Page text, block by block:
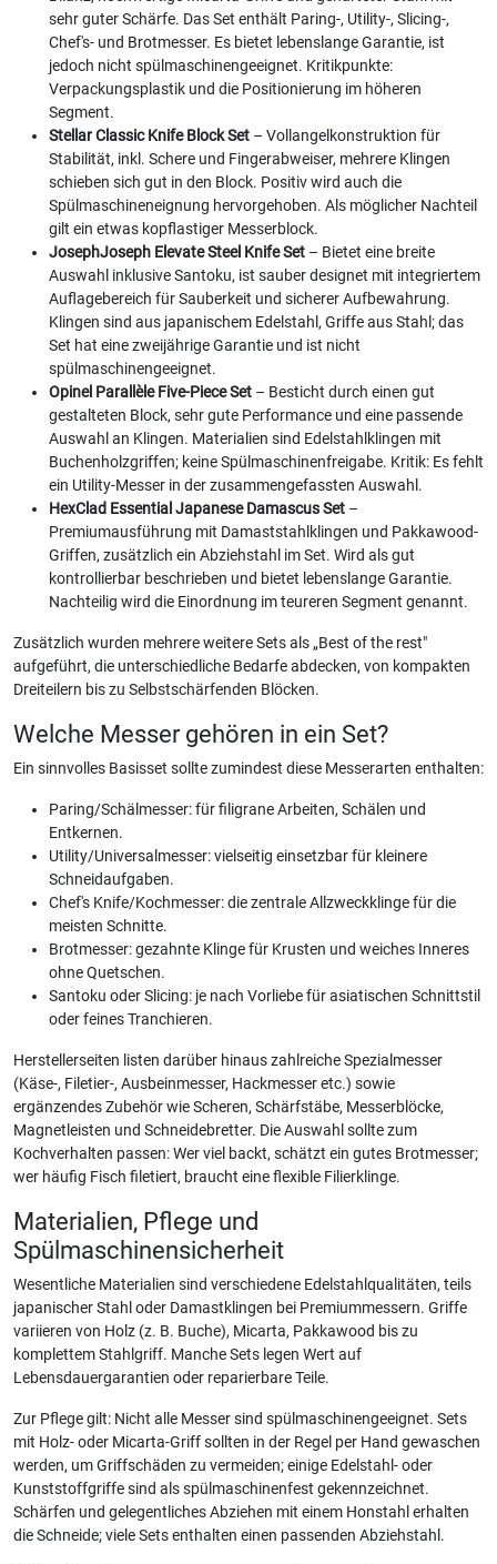
sehr guter Schärfe. Das Set enthält Paring-, Utility-, Slicing-,
Chef's- und Brotmesser. Es bietet lebenslange Garantie, ist
jedoch nicht spülmaschinengeeignet. Kritikpunkte:
Verpackungsplastik und die Positionierung im höheren
Segment.
Stellar Classic Knife Block Set – Vollangelkonstruktion für
Stabilität, inkl. Schere und Fingerabweiser, mehrere Klingen
schieben sich gut in den Block. Positiv wird auch die
Spülmaschineneignung hervorgehoben. Als möglicher Nachteil
gilt ein etwas kopflastiger Messerblock.
JosephJoseph Elevate Steel Knife Set – Bietet eine breite
Auswahl inklusive Santoku, ist sauber designet mit integriertem
Auflagebereich für Sauberkeit und sicherer Aufbewahrung.
Klingen sind aus japanischem Edelstahl, Griffe aus Stahl; das
Set hat eine zweijährige Garantie und ist nicht
spülmaschinengeeignet.
Opinel Parallèle Five-Piece Set – Besticht durch einen gut
gestalteten Block, sehr gute Performance und eine passende
Auswahl an Klingen. Materialien sind Edelstahlklingen mit
Buchenholzgriffen; keine Spülmaschinenfreigabe. Kritik: Es fehlt
ein Utility-Messer in der zusammengefassten Auswahl.
HexClad Essential Japanese Damascus Set –
Premiumausführung mit Damaststahlklingen und Pakkawood-
Griffen, zusätzlich ein Abziehstahl im Set. Wird als gut
kontrollierbar beschrieben und bietet lebenslange Garantie.
Nachteilig wird die Einordnung im teureren Segment genannt.
Zusätzlich wurden mehrere weitere Sets als „Best of the rest"
aufgeführt, die unterschiedliche Bedarfe abdecken, von kompakten
Dreiteilern bis zu Selbstschärfenden Blöcken.
Welche Messer gehören in ein Set?
Ein sinnvolles Basisset sollte zumindest diese Messerarten enthalten:
Paring/Schälmesser: für filigrane Arbeiten, Schälen und
Entkernen.
Utility/Universalmesser: vielseitig einsetzbar für kleinere
Schneidaufgaben.
Chef's Knife/Kochmesser: die zentrale Allzweckklinge für die
meisten Schnitte.
Brotmesser: gezahnte Klinge für Krusten und weiches Inneres
ohne Quetschen.
Santoku oder Slicing: je nach Vorliebe für asiatischen Schnittstil
oder feines Tranchieren.
Herstellerseiten listen darüber hinaus zahlreiche Spezialmesser
(Käse-, Filetier-, Ausbeinmesser, Hackmesser etc.) sowie
ergänzendes Zubehör wie Scheren, Schärfstäbe, Messerblöcke,
Magnetleisten und Schneidebretter. Die Auswahl sollte zum
Kochverhalten passen: Wer viel backt, schätzt ein gutes Brotmesser;
wer häufig Fisch filetiert, braucht eine flexible Filierklinge.
Materialien, Pflege und
Spülmaschinensicherheit
Wesentliche Materialien sind verschiedene Edelstahlqualitäten, teils
japanischer Stahl oder Damastklingen bei Premiummessern. Griffe
variieren von Holz (z. B. Buche), Micarta, Pakkawood bis zu
komplettem Stahlgriff. Manche Sets legen Wert auf
Lebensdauergarantien oder reparierbare Teile.
Zur Pflege gilt: Nicht alle Messer sind spülmaschinengeeignet. Sets
mit Holz- oder Micarta-Griff sollten in der Regel per Hand gewaschen
werden, um Griffschäden zu vermeiden; einige Edelstahl- oder
Kunststoffgriffe sind als spülmaschinenfest gekennzeichnet.
Schärfen und gelegentliches Abziehen mit einem Honstahl erhalten
die Schneide; viele Sets enthalten einen passenden Abziehstahl.